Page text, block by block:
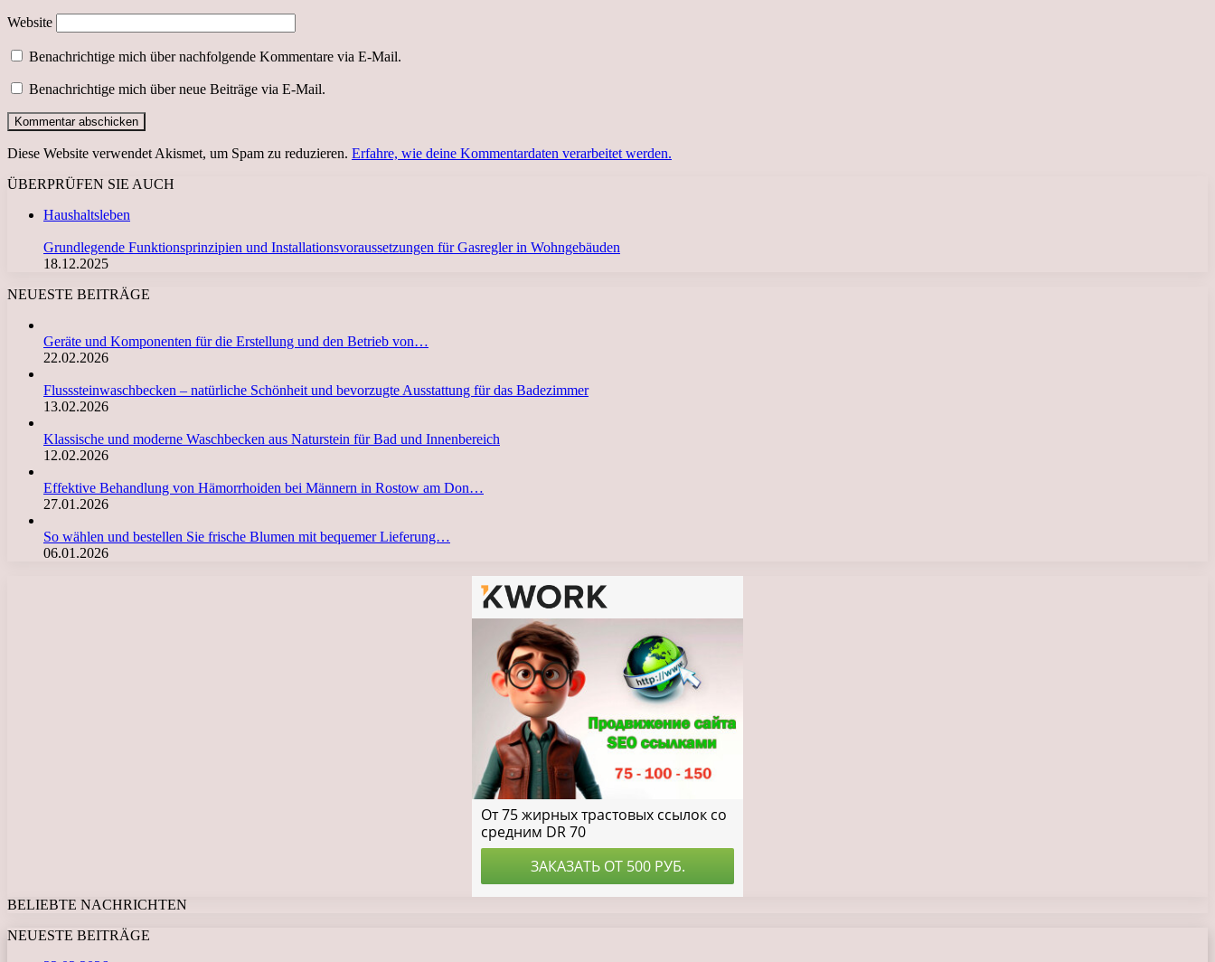
Website
Benachrichtige mich über nachfolgende Kommentare via E-Mail.
Benachrichtige mich über neue Beiträge via E-Mail.
Diese Website verwendet Akismet, um Spam zu reduzieren. Erfahre, wie deine Kommentardaten verarbeitet werden.
ÜBERPRÜFEN SIE AUCH
Haushaltsleben
Grundlegende Funktionsprinzipien und Installationsvoraussetzungen für Gasregler in Wohngebäuden
18.12.2025
NEUESTE BEITRÄGE
Geräte und Komponenten für die Erstellung und den Betrieb von…
22.02.2026
Flusssteinwaschbecken – natürliche Schönheit und bevorzugte Ausstattung für das Badezimmer
13.02.2026
Klassische und moderne Waschbecken aus Naturstein für Bad und Innenbereich
12.02.2026
Effektive Behandlung von Hämorrhoiden bei Männern in Rostow am Don…
27.01.2026
So wählen und bestellen Sie frische Blumen mit bequemer Lieferung…
06.01.2026
BELIEBTE NACHRICHTEN
NEUESTE BEITRÄGE